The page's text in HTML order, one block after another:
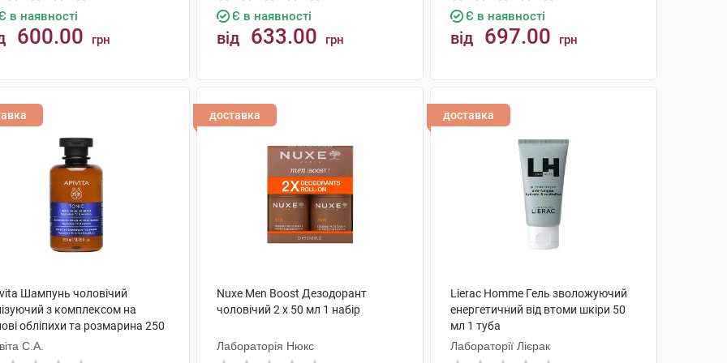
в наявності
600.00 грн
Є в наявності
від 633.00 грн
Є в наявності
від 697.00 грн
Шампунь чоловічий
з комплексом на
обліпихи та розмарина 250
флакон
С.А.
доставка
Nuxe Men Boost Дезодорант
чоловічий 2 х 50 мл 1 набір
Лабораторія Нюкс
доставка
Lierac Homme Гель зволожуючий
енергетичний від втоми шкіри 50
мл 1 туба
Лабораторії Лієрак